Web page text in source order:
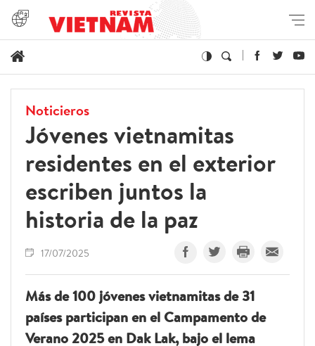
Noticieros
Jóvenes vietnamitas
residentes en el exterior
escriben juntos la
historia de la paz
17/07/2025
Más de 100 jóvenes vietnamitas de 31
países participan en el Campamento de
Verano 2025 en Dak Lak, bajo el lema